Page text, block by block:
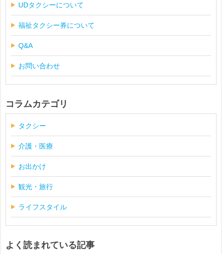
UDタクシーについて
福祉タクシー券について
Q&A
お問い合わせ
コラムカテゴリ
タクシー
介護・医療
お出かけ
観光・旅行
ライフスタイル
よく読まれている記事